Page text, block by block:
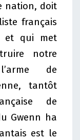
nation, doit
français
et qui met
notre
de
tantôt
de
Gwenn ha
est le